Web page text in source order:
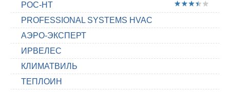
РОС-НТ
PROFESSIONAL SYSTEMS HVAC
АЭРО-ЭКСПЕРТ
ИРВЕЛЕС
КЛИМАТВИЛЬ
ТЕПЛОИН